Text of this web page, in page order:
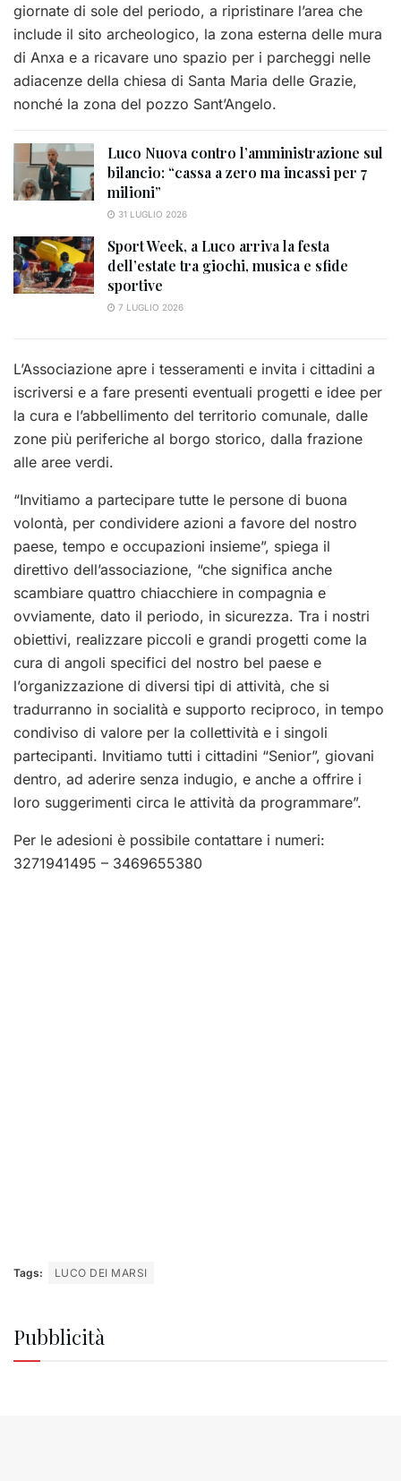
giornate di sole del periodo, a ripristinare l’area che
include il sito archeologico, la zona esterna delle mura
di Anxa e a ricavare uno spazio per i parcheggi nelle
adiacenze della chiesa di Santa Maria delle Grazie,
nonché la zona del pozzo Sant’Angelo.
Luco Nuova contro l’amministrazione sul
bilancio: “cassa a zero ma incassi per 7
milioni”
31 LUGLIO 2026
Sport Week, a Luco arriva la festa
dell’estate tra giochi, musica e sfide
sportive
7 LUGLIO 2026
L’Associazione apre i tesseramenti e invita i cittadini a
iscriversi e a fare presenti eventuali progetti e idee per
la cura e l’abbellimento del territorio comunale, dalle
zone più periferiche al borgo storico, dalla frazione
alle aree verdi.
“Invitiamo a partecipare tutte le persone di buona
volontà, per condividere azioni a favore del nostro
paese, tempo e occupazioni insieme”, spiega il
direttivo dell’associazione, “che significa anche
scambiare quattro chiacchiere in compagnia e
ovviamente, dato il periodo, in sicurezza. Tra i nostri
obiettivi, realizzare piccoli e grandi progetti come la
cura di angoli specifici del nostro bel paese e
l’organizzazione di diversi tipi di attività, che si
tradurranno in socialità e supporto reciproco, in tempo
condiviso di valore per la collettività e i singoli
partecipanti. Invitiamo tutti i cittadini “Senior”, giovani
dentro, ad aderire senza indugio, e anche a offrire i
loro suggerimenti circa le attività da programmare”.
Per le adesioni è possibile contattare i numeri:
3271941495 – 3469655380
Tags: LUCO DEI MARSI
Pubblicità